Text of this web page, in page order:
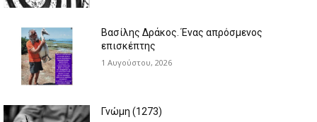
Βασίλης Δράκος. Ένας απρόσμενος
επισκέπτης
1 Αυγούστου, 2026
Γνώμη (1273)